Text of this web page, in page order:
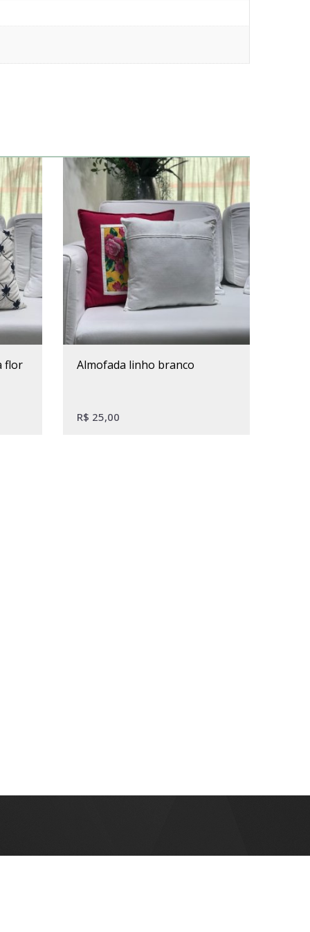
flor almofada linho branco
R$ 25,00